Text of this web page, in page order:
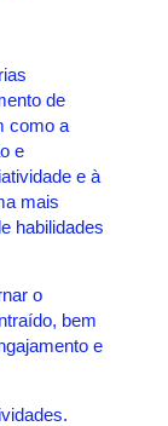
de
como a
e
e à
mais
habilidades
o
bem
e